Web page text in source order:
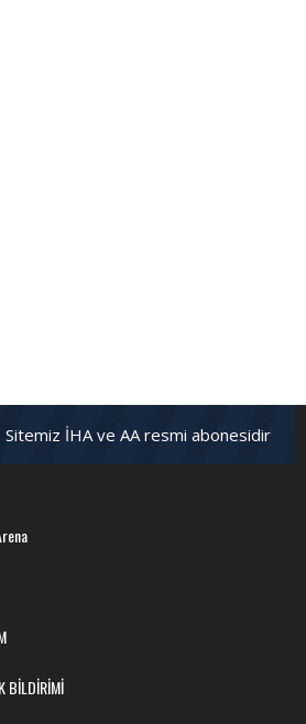
Sitemiz İHA ve AA resmi abonesidir
BİLDİRİMİ